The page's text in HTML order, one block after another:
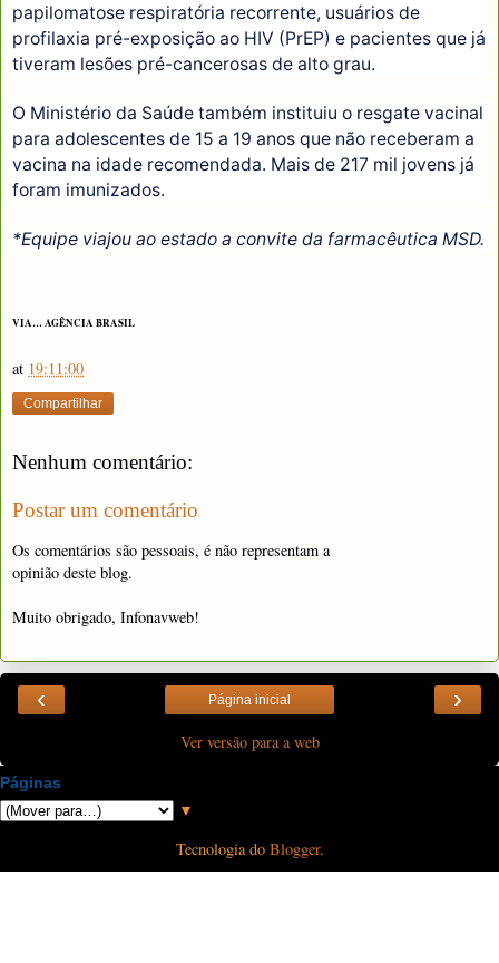
papilomatose respiratória recorrente, usuários de
profilaxia pré-exposição ao HIV (PrEP) e pacientes que já
tiveram lesões pré-cancerosas de alto grau.
O Ministério da Saúde também instituiu o resgate vacinal
para adolescentes de 15 a 19 anos que não receberam a
vacina na idade recomendada. Mais de 217 mil jovens já
foram imunizados.
*Equipe viajou ao estado a convite da farmacêutica MSD.
VIA… AGÊNCIA BRASIL
at 19:11:00
Compartilhar
Nenhum comentário:
Postar um comentário
Os comentários são pessoais, é não representam a
opinião deste blog.
Muito obrigado, Infonavweb!
‹ ›
Página inicial
Ver versão para a web
Páginas
▼
Tecnologia do Blogger.